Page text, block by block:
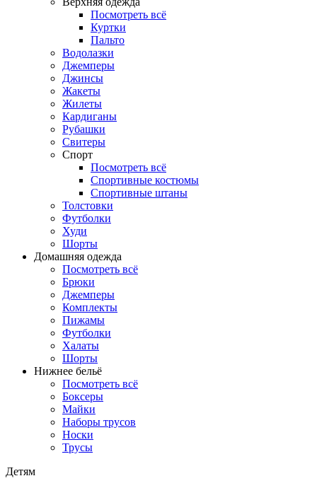
Посмотреть всё
Куртки
Пальто
Водолазки
Джемперы
Джинсы
Жакеты
Жилеты
Кардиганы
Рубашки
Свитеры
Спорт
Посмотреть всё
Спортивные костюмы
Спортивные штаны
Толстовки
Футболки
Худи
Шорты
Домашняя одежда
Посмотреть всё
Брюки
Джемперы
Комплекты
Пижамы
Футболки
Халаты
Шорты
Нижнее бельё
Посмотреть всё
Боксеры
Майки
Наборы трусов
Носки
Трусы
Детям